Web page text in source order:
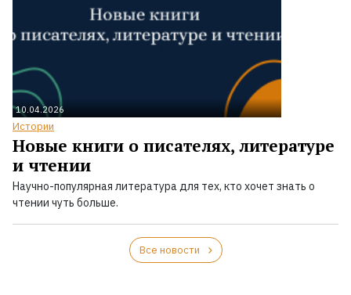
10.04.2026
Истории
Новые книги о писателях, литературе
и чтении
Научно-популярная литература для тех, кто хочет знать о
чтении чуть больше.
Все новости